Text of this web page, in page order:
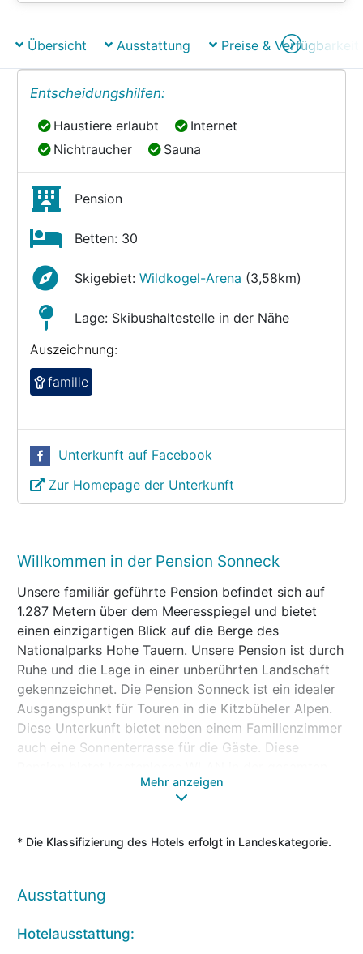
Übersicht Ausstattung Preise & Verfügbarkeit
Entscheidungshilfen:
Haustiere erlaubt
Haustiere erlaubt Internet
Internet
Nichtraucher
Nichtraucher Sauna
Sauna
Pension
Betten: 30
Skigebiet: Wildkogel-Arena (3,58km)
Lage: Skibushaltestelle in der Nähe
Auszeichnung:
familie
Unterkunft auf Facebook
Zur Homepage der Unterkunft
Willkommen in der Pension Sonneck
Unsere familiär geführte Pension befindet sich auf
1.287 Metern über dem Meeresspiegel und bietet
einen einzigartigen Blick auf die Berge des
Nationalparks Hohe Tauern. Unsere Pension ist durch
Ruhe und die Lage in einer unberührten Landschaft
gekennzeichnet. Die Pension Sonneck ist ein idealer
Ausgangspunkt für Touren in die Kitzbüheler Alpen.
Diese Unterkunft bietet neben einem Familienzimmer
auch eine Sonnenterrasse für die Gäste. Diese
Unterkunft sowie eine Sauna. Zudem handelt es sich
um eine allergikerfreundliche Unterkunft. Jedes
ausgestattet, von dem aus man den Garten sehen
Dusche und einen Haartrockner bietet. Einige Zimmer
Kühlschrank. In der Pension Sonneck sind sämtliche
Mehr anzeigen
* Die Klassifizierung des Hotels erfolgt in Landeskategorie.
Ausstattung
Hotelausstattung: